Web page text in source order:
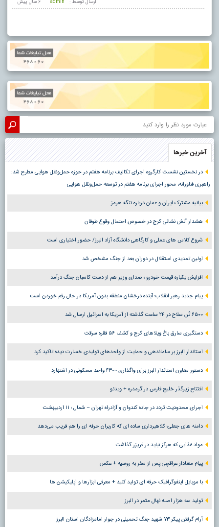
6 سال پيش ارسال توسط : admin
آخرین خبرها
در نخستین نشست کارگروه اجرای تکالیف برنامه هفتم در حوزه حمل‌ونقل هوایی مطرح شد:
راهبری فناورانه، محور اجرای برنامه هفتم در توسعه حمل‌ونقل هوایی
بیانیه مشترک ایران و عمان درباره تنگه هرمز
هشدار آتش نشانی کرج در خصوص احتمال وقوع طوفان
شروع کلاس های عملی و کارگاهی دانشگاه آزاد البرز/ حضور اختیاری است
اولین تمدیدی استقلال در دوران بعد از جنگ مشخص شد
افزایش یکباره قیمت خودرو ؛ صدای وزیر هم از دست کاسبان جنگ درآمد
پیام جدید رهبر انقلاب؛ آینده درخشان منطقه بدون آمریکا در حال رقم خوردن است
۶۵۰۰ تُن سلاح در ۲۴ ساعت گذشته از آمریکا به اسرائیل ارسال شد
دستگیری سارق باغ ویلاهای کرج و کشف ۵۶ فقره سرقت
استاندار البرز بر ساماندهی و حمایت از واحدهای تولیدی خسارت دیده تاکید کرد
دستور معاون استاندار البرز برای واگذاری ۴۳۰۰ واحد مسکونی در اشتهارد
افتتاح زیرگذر خلیج فارس در گرمدره + ویدئو
اجرای محدودیت تردد در جاده کندوان و آزادراه تهران – شمال ؛ ١١ اردیبهشت
دامنه های جعلی؛ کلاهبرداری ساده ای که کاربران حرفه ای را هم فریب می‌دهد
مواد غذایی که هرگز نباید در فریزر گذاشت
پیام معنادار عراقچی پس از سفر به روسیه + عکس
با موبایل اینفوگرافیک حرفه ای تولید کنید + معرفی ابزارها و اپلیکیشن ها
تولید سه هزار اصله نهال مثمر در البرز
آرام گرفتن پیکر ۷۳ شهید جنگ تحمیلی در جوار امامزادگان استان البرز